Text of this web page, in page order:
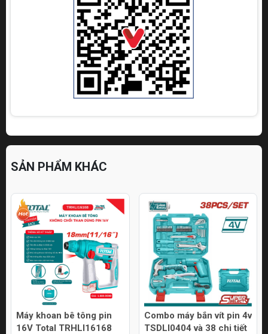
SẢN PHẨM KHÁC
Máy khoan bê tông pin
16V Total TRHLI16168
Combo máy bắn vít pin 4v
TSDLI0404 và 38 chi tiết